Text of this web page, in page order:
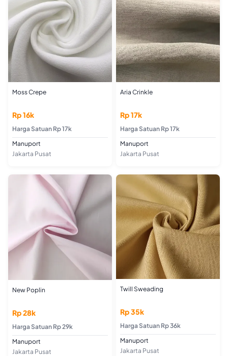
Moss Crepe
Rp 16k
Harga Satuan Rp 17k
Manuport
Jakarta Pusat
Aria Crinkle
Rp 17k
Harga Satuan Rp 17k
Manuport
Jakarta Pusat
New Poplin
Rp 28k
Harga Satuan Rp 29k
Manuport
Jakarta Pusat
Twill Sweading
Rp 35k
Harga Satuan Rp 36k
Manuport
Jakarta Pusat